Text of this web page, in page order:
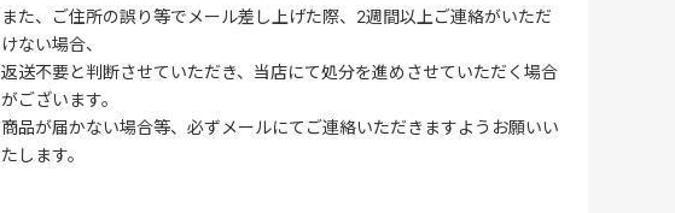
また、ご住所の誤り等でメール差し上げた際、2週間以上ご連絡がいただ
けない場合、
返送不要と判断させていただき、当店にて処分を進めさせていただく場合
がございます。
商品が届かない場合等、必ずメールにてご連絡いただきますようお願いい
たします。